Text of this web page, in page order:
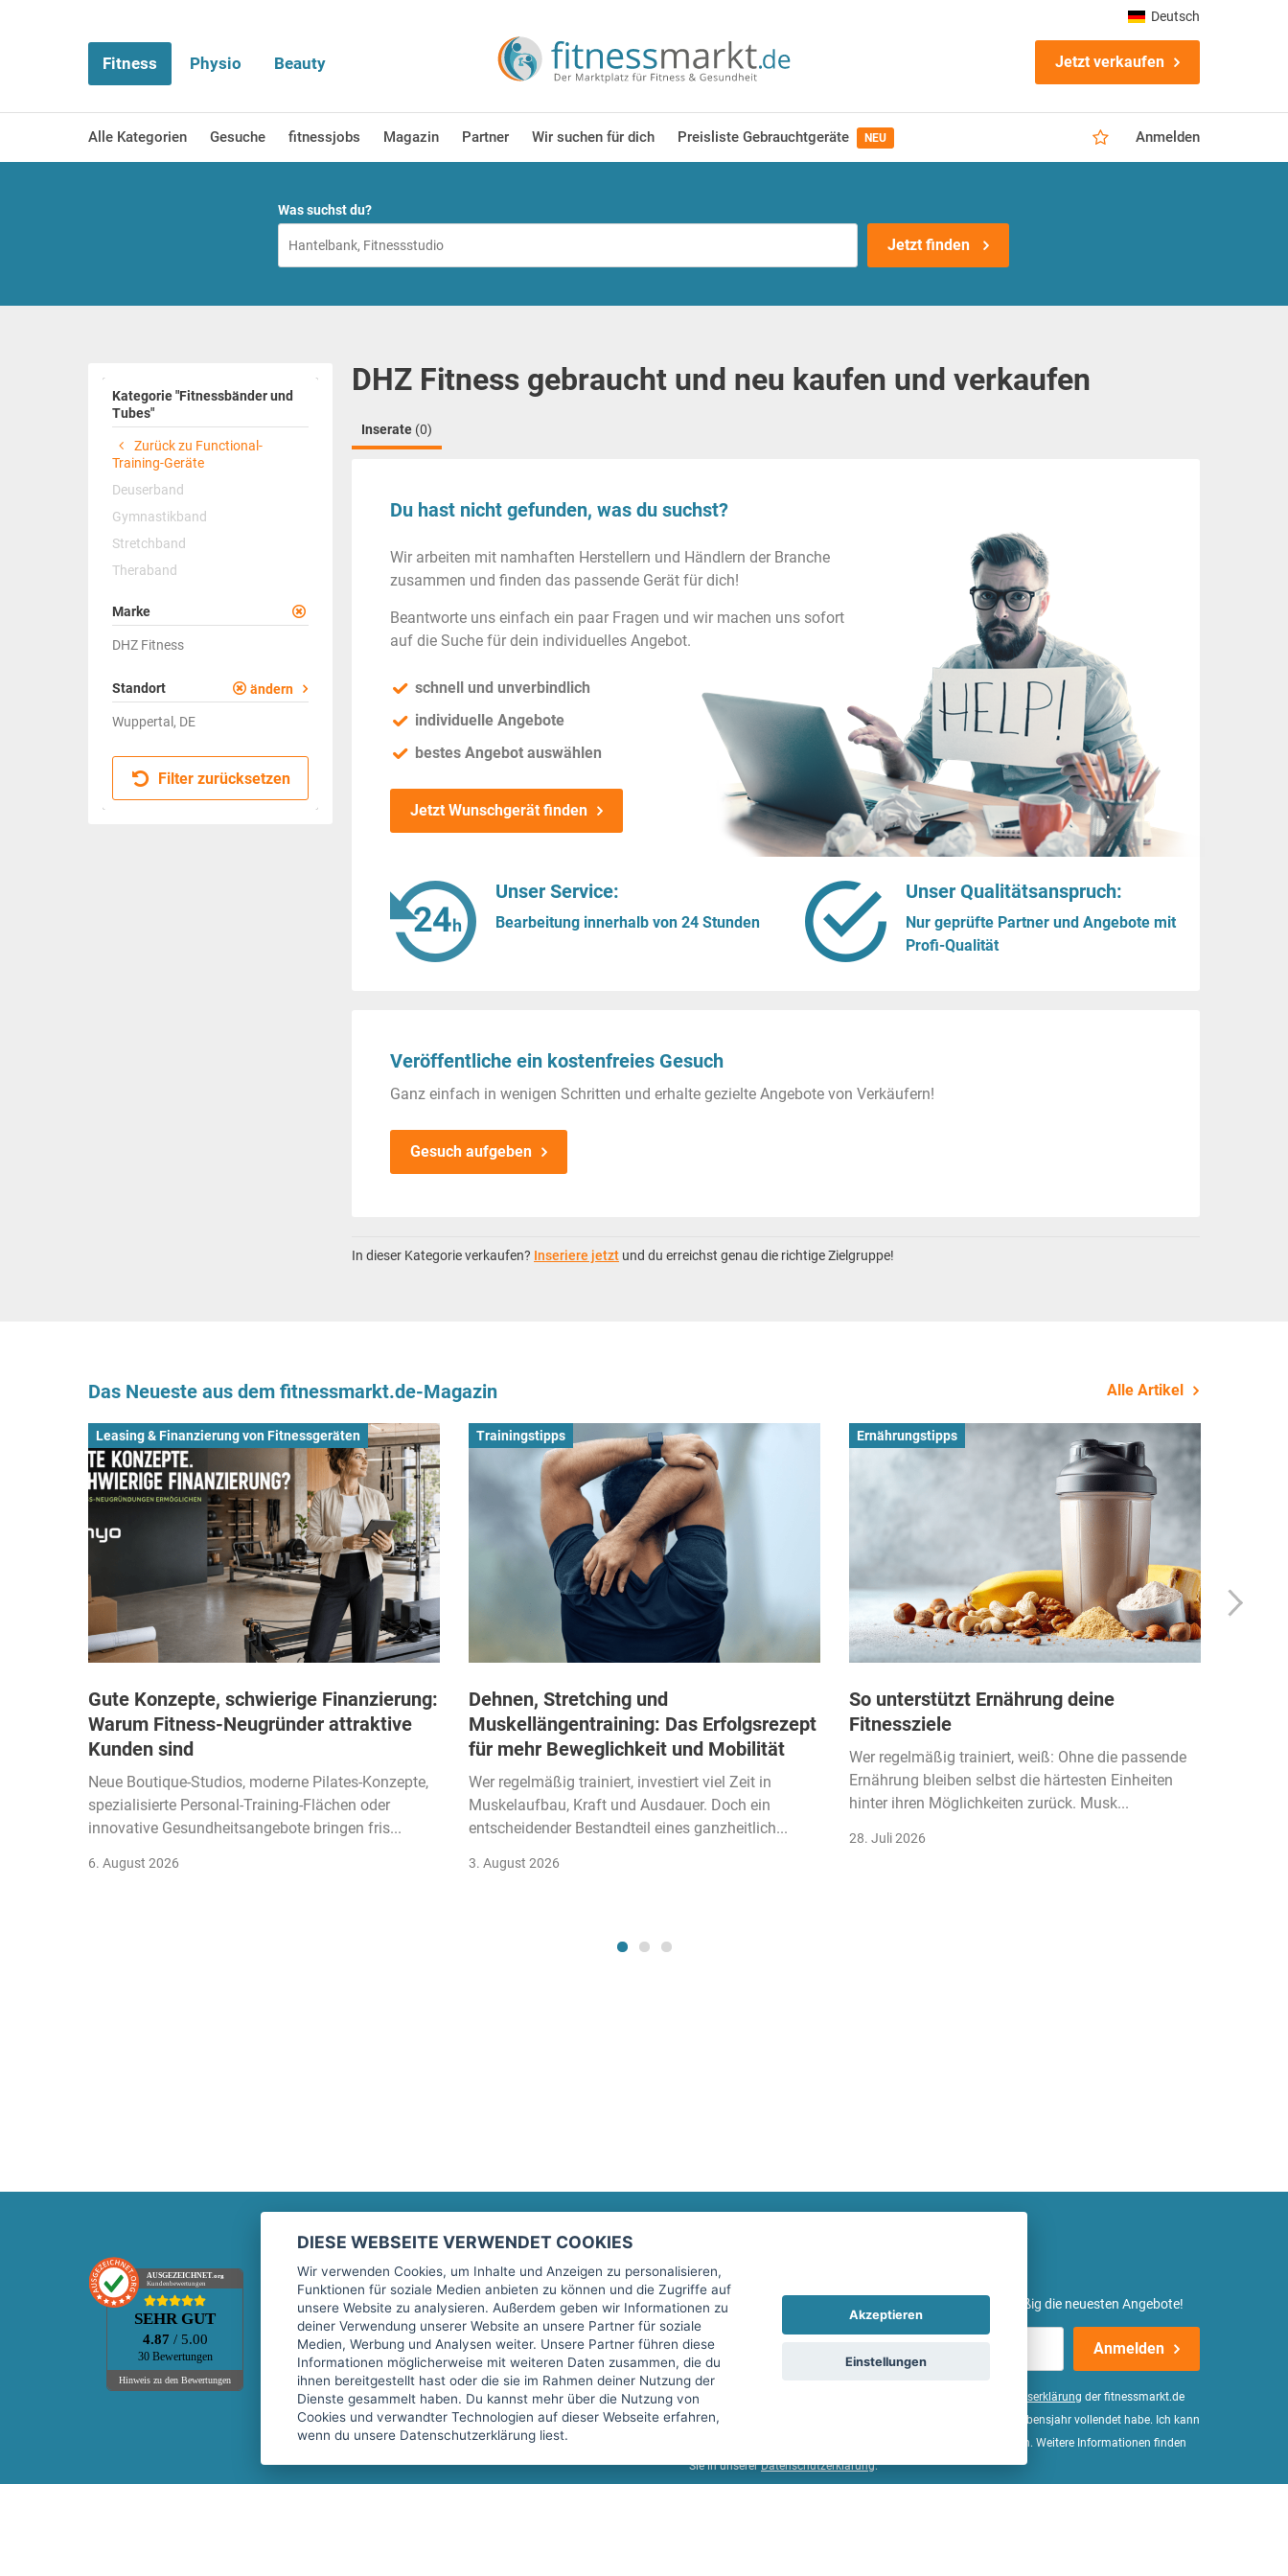
Fitness Physio Beauty Jetzt verkaufen
Alle Kategorien Gesuche fitnessjobs Magazin Partner Wir suchen für dich Preisliste Gebrauchtgeräte NEU Anmelden
Deutsch
Was suchst du?
Jetzt finden
Kategorie "Fitnessbänder und
Tubes"
Zurück zu Functional-
Training-Geräte
Deuserband
Gymnastikband
Stretchband
Theraband
Marke
DHZ Fitness
Standort ändern
Wuppertal, DE
Filter zurücksetzen
DHZ Fitness gebraucht und neu kaufen und verkaufen
Inserate (0)
Du hast nicht gefunden, was du suchst?
Wir arbeiten mit namhaften Herstellern und Händlern der Branche
zusammen und finden das passende Gerät für dich!
Beantworte uns einfach ein paar Fragen und wir machen uns sofort
auf die Suche für dein individuelles Angebot.
schnell und unverbindlich
individuelle Angebote
bestes Angebot auswählen
Jetzt Wunschgerät finden
Unser Service:
Bearbeitung innerhalb von 24 Stunden
Unser Qualitätsanspruch:
Nur geprüfte Partner und Angebote mit
Profi-Qualität
Veröffentliche ein kostenfreies Gesuch
Ganz einfach in wenigen Schritten und erhalte gezielte Angebote von Verkäufern!
Gesuch aufgeben
In dieser Kategorie verkaufen? Inseriere jetzt und du erreichst genau die richtige Zielgruppe!
Das Neueste aus dem fitnessmarkt.de-Magazin Alle Artikel
Leasing & Finanzierung von Fitnessgeräten
Gute Konzepte, schwierige Finanzierung:
Warum Fitness-Neugründer attraktive
Kunden sind
Neue Boutique-Studios, moderne Pilates-Konzepte,
spezialisierte Personal-Training-Flächen oder
innovative Gesundheitsangebote bringen fris...
6. August 2026
Trainingstipps
Dehnen, Stretching und
Muskellängentraining: Das Erfolgsrezept
für mehr Beweglichkeit und Mobilität
Wer regelmäßig trainiert, investiert viel Zeit in
Muskelaufbau, Kraft und Ausdauer. Doch ein
entscheidender Bestandteil eines ganzheitlich...
3. August 2026
Ernährungstipps
So unterstützt Ernährung deine
Fitnessziele
Wer regelmäßig trainiert, weiß: Ohne die passende
Ernährung bleiben selbst die härtesten Einheiten
hinter ihren Möglichkeiten zurück. Musk...
28. Juli 2026
AUSGEZEICHNET.org
Kundenbewertungen
SEHR GUT
4.87 / 5.00
30 Bewertungen
Hinweis zu den Bewertungen
Marktplatz
Kontakt
Preise Marktplatz
FAQ Marktplatz
Über uns
Werbebuchungen
Rechtliches
Impressum
AGB
Datenschutz
Sicherheit
Top-Inserat kündigen
fitnessmarkt.de Newsletter
Trage dich hier für unseren Newsletter ein und erhalte regelmäßig die neuesten Angebote!
Anmelden
Ich stimme der Verarbeitung meiner Daten, wie in der Einwilligungserklärung der fitnessmarkt.de
services GmbH beschrieben, zu und bestätige, dass ich das 16. Lebensjahr vollendet habe. Ich kann
diese Einwilligung jederzeit mit Wirkung für die Zukunft widerrufen. Weitere Informationen finden
Sie in unsererDatenschutzerklärung.
DIESE WEBSEITE VERWENDET COOKIES
Wir verwenden Cookies, um Inhalte und Anzeigen zu personalisieren,
Funktionen für soziale Medien anbieten zu können und die Zugriffe auf
unsere Website zu analysieren. Außerdem geben wir Informationen zu
deiner Verwendung unserer Website an unsere Partner für soziale
Medien, Werbung und Analysen weiter. Unsere Partner führen diese
Informationen möglicherweise mit weiteren Daten zusammen, die du
ihnen bereitgestellt hast oder die sie im Rahmen deiner Nutzung der
Dienste gesammelt haben. Du kannst mehr über die Nutzung von
Cookies und verwandter Technologien auf dieser Webseite erfahren,
wenn du unsere Datenschutzerklärung liest.
Akzeptieren
Einstellungen